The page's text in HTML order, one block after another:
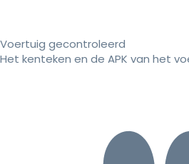
Voertuig gecontroleerd
Het kenteken en de APK van het